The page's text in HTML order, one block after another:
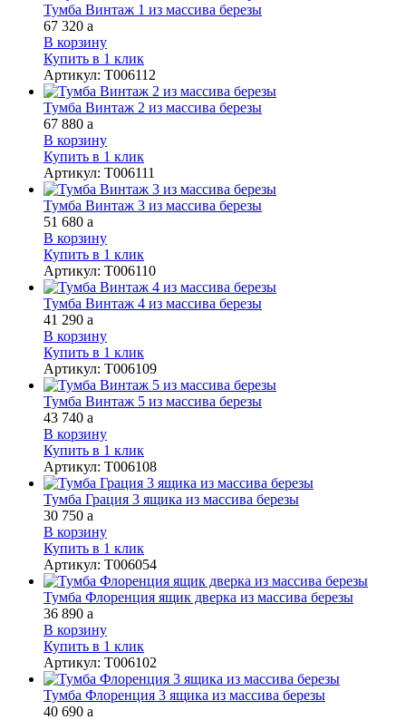
Тумба Винтаж 1 из массива березы
67 320 a
В корзину
Купить в 1 клик
Артикул: Т006112
Тумба Винтаж 2 из массива березы
67 880 a
В корзину
Купить в 1 клик
Артикул: Т006111
Тумба Винтаж 3 из массива березы
51 680 a
В корзину
Купить в 1 клик
Артикул: Т006110
Тумба Винтаж 4 из массива березы
41 290 a
В корзину
Купить в 1 клик
Артикул: Т006109
Тумба Винтаж 5 из массива березы
43 740 a
В корзину
Купить в 1 клик
Артикул: Т006108
Тумба Грация 3 ящика из массива березы
30 750 a
В корзину
Купить в 1 клик
Артикул: Т006054
Тумба Флоренция ящик дверка из массива березы
36 890 a
В корзину
Купить в 1 клик
Артикул: Т006102
Тумба Флоренция 3 ящика из массива березы
40 690 a